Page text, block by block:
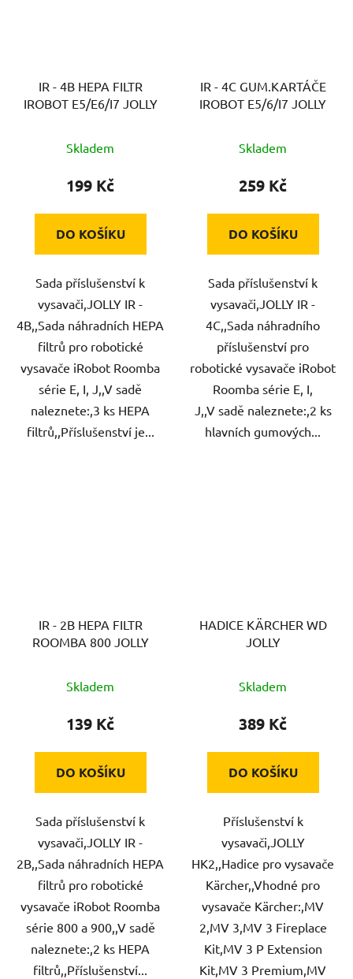
IR - 4B HEPA FILTR
IROBOT E5/E6/I7 JOLLY
Skladem
199 Kč
DO KOŠÍKU
Sada příslušenství k
vysavači,JOLLY IR -
4B,,Sada náhradních HEPA
filtrů pro robotické
vysavače iRobot Roomba
série E, I, J,,V sadě
naleznete:,3 ks HEPA
filtrů,,Příslušenství je...
IR - 4C GUM.KARTÁČE
IROBOT E5/6/I7 JOLLY
Skladem
259 Kč
DO KOŠÍKU
Sada příslušenství k
vysavači,JOLLY IR -
4C,,Sada náhradního
příslušenství pro
robotické vysavače iRobot
Roomba série E, I,
J,,V sadě naleznete:,2 ks
hlavních gumových...
IR - 2B HEPA FILTR
ROOMBA 800 JOLLY
Skladem
139 Kč
DO KOŠÍKU
Sada příslušenství k
vysavači,JOLLY IR -
2B,,Sada náhradních HEPA
filtrů pro robotické
vysavače iRobot Roomba
série 800 a 900,,V sadě
naleznete:,2 ks HEPA
filtrů,,Příslušenství...
HADICE KÄRCHER WD
JOLLY
Skladem
389 Kč
DO KOŠÍKU
Příslušenství k
vysavači,JOLLY
HK2,,Hadice pro vysavače
Kärcher,,Vhodné pro
vysavače Kärcher:,MV
2,MV 3,MV 3 Fireplace
Kit,MV 3 P Extension
Kit,MV 3 Premium,MV